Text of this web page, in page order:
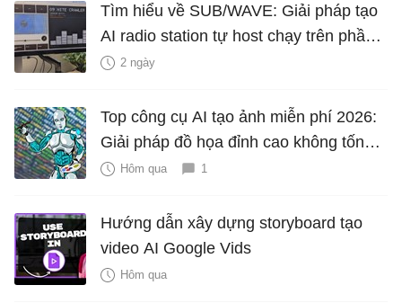
Tìm hiểu về SUB/WAVE: Giải pháp tạo
AI radio station tự host chạy trên phần
cứng của riêng bạn
2 ngày
Top công cụ AI tạo ảnh miễn phí 2026:
Giải pháp đồ họa đỉnh cao không tốn
phíHôm qua 1
Hướng dẫn xây dựng storyboard tạo
video AI Google Vids
Hôm qua